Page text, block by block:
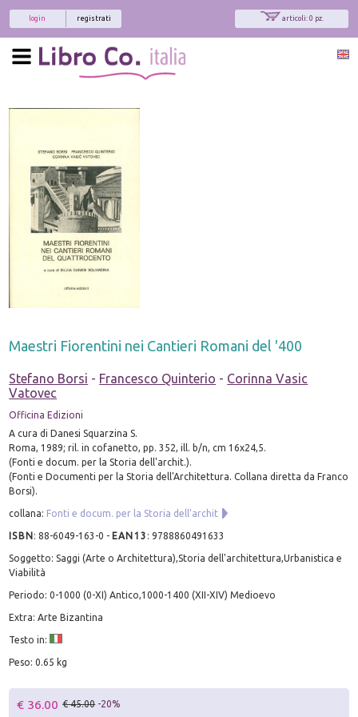
articoli: 0 pz.
registrati
login
Maestri Fiorentini nei Cantieri Romani del '400
Stefano Borsi - Francesco Quinterio - Corinna Vasic
Vatovec
Officina Edizioni
A cura di Danesi Squarzina S.
Roma, 1989; ril. in cofanetto, pp. 352, ill. b/n, cm 16x24,5.
(Fonti e docum. per la Storia dell'archit.).
(Fonti e Documenti per la Storia dell'Architettura. Collana diretta da Franco
Borsi).
collana: Fonti e docum. per la Storia dell'archit
ISBN:88-6049-163-0 - EAN13 :9788860491633
Soggetto: Saggi (Arte o Architettura),Storia dell'architettura,Urbanistica e
Viabilità
Periodo: 0-1000 (0-XI) Antico,1000-1400 (XII-XIV) Medioevo
Extra: Arte Bizantina
Testo in:
Peso: 0.65 kg
€ 36.00 € 45.00 -20%